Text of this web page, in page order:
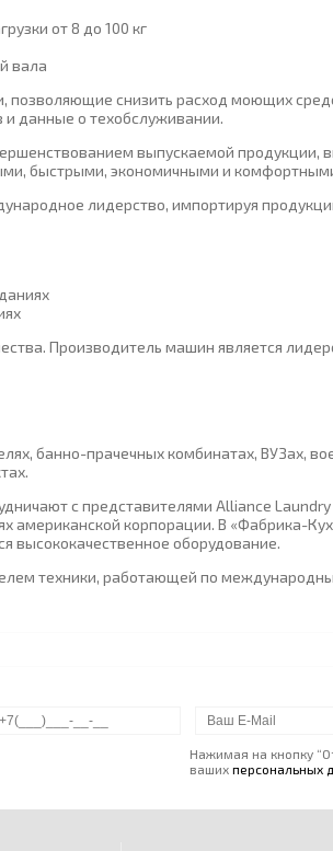
от 8 до 100 кг
вала
снизить расход моющих
и данные о техобслуживании.
выпускаемой
быстрыми, экономичными и
лидерство, импортируя
Производитель машин является
банно-прачечных комбинатах, ВУЗах,
с представителями Alliance
американской корпорации. В «Фабрика-
высококачественное оборудование.
техники, работающей по
Нажимая на кнопку
ваших персональных